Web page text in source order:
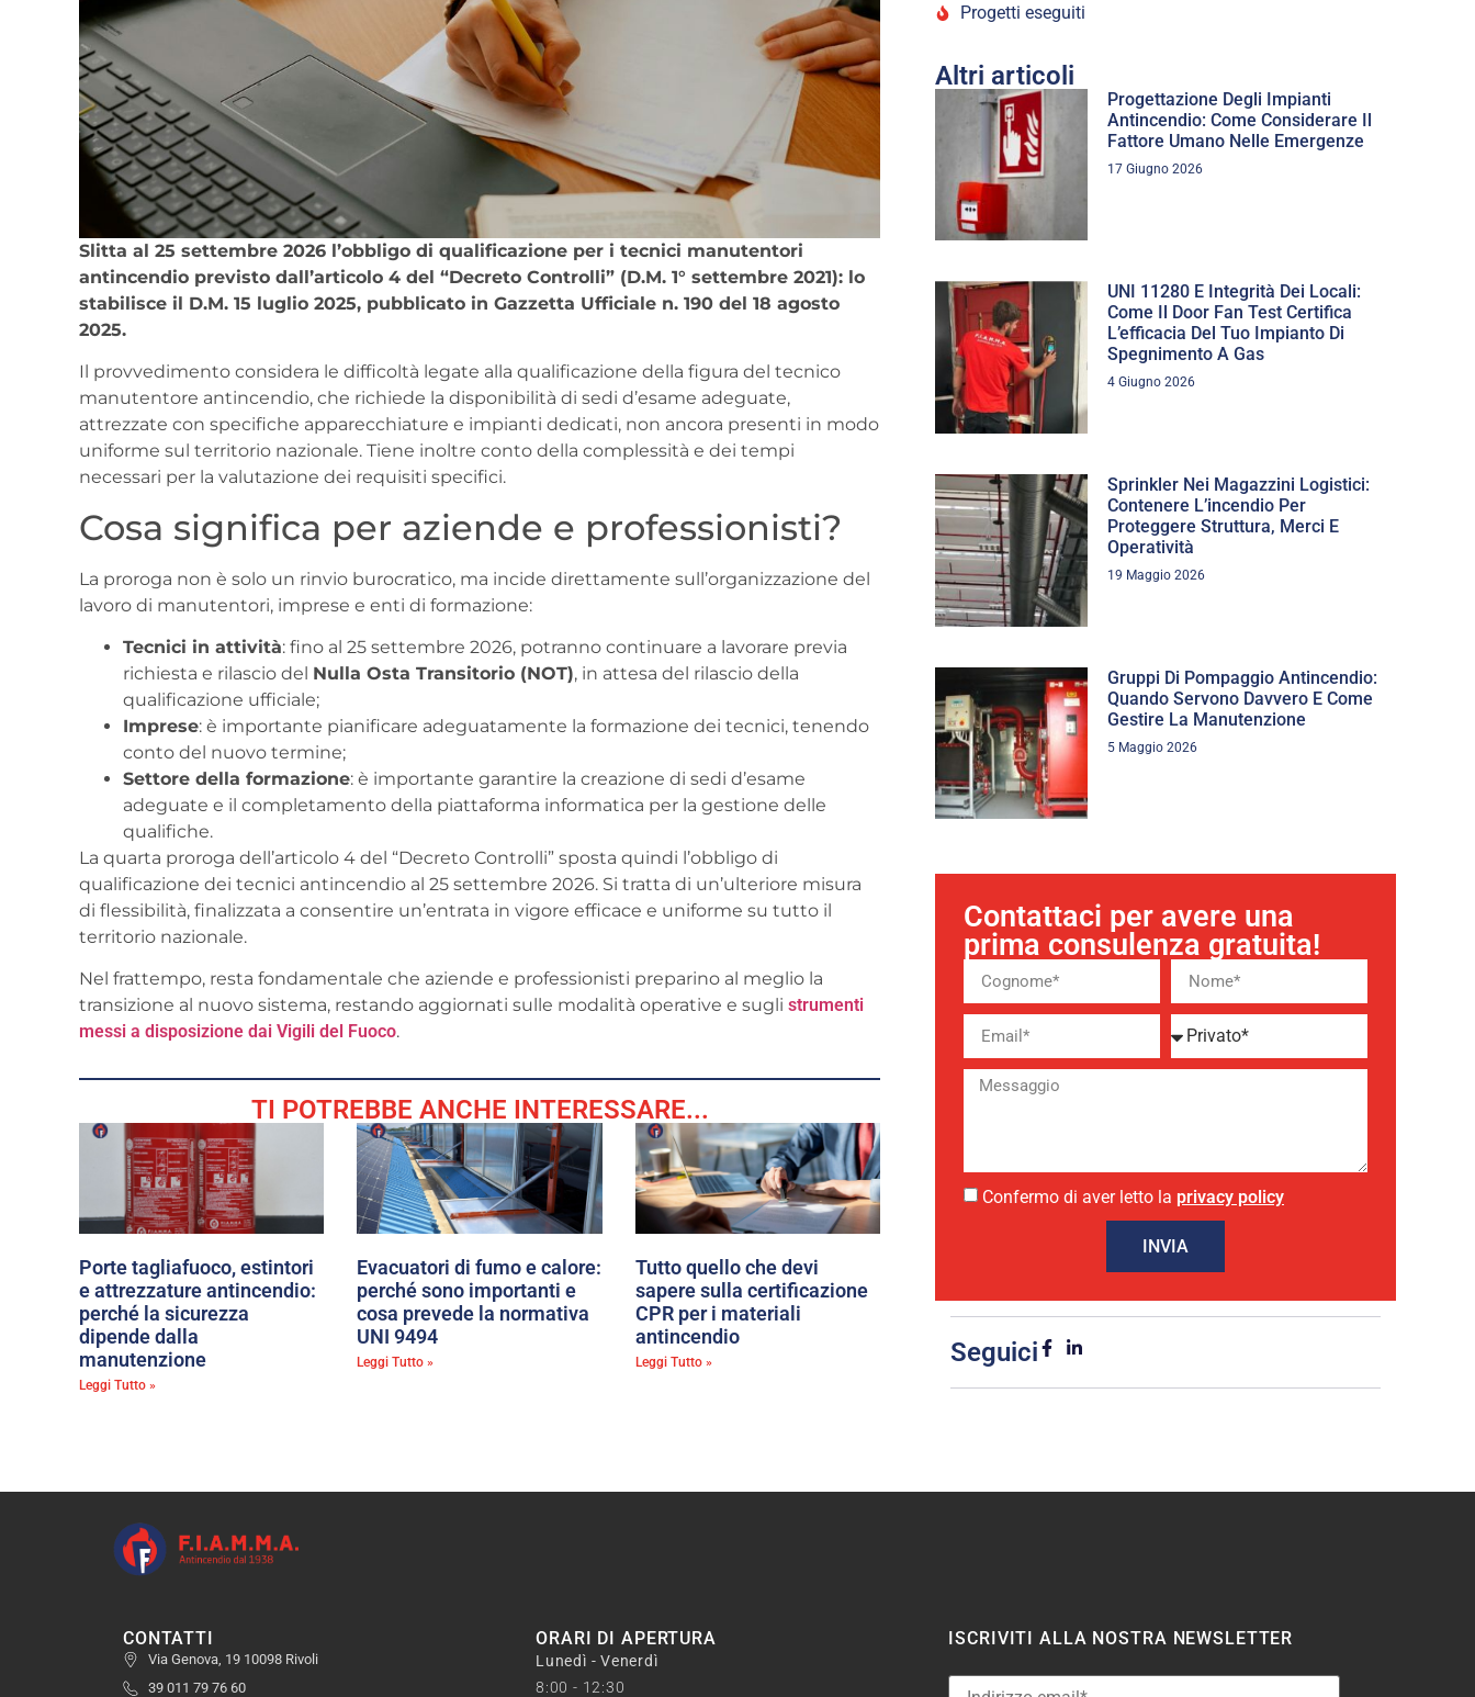
Slitta al 25 settembre 2026 l’obbligo di qualificazione per i tecnici manutentori
antincendio previsto dall’articolo 4 del “Decreto Controlli” (D.M. 1° settembre 2021): lo
stabilisce il D.M. 15 luglio 2025, pubblicato in Gazzetta Ufficiale n. 190 del 18 agosto
2025.
Il provvedimento considera le difficoltà legate alla qualificazione della figura del tecnico
manutentore antincendio, che richiede la disponibilità di sedi d’esame adeguate,
attrezzate con specifiche apparecchiature e impianti dedicati, non ancora presenti in modo
uniforme sul territorio nazionale. Tiene inoltre conto della complessità e dei tempi
necessari per la valutazione dei requisiti specifici.
Cosa significa per aziende e professionisti?
La proroga non è solo un rinvio burocratico, ma incide direttamente sull’organizzazione del
lavoro di manutentori, imprese e enti di formazione:
Tecnici in attività: fino al 25 settembre 2026, potranno continuare a lavorare previa
richiesta e rilascio del Nulla Osta Transitorio (NOT), in attesa del rilascio della
qualificazione ufficiale;
Imprese: è importante pianificare adeguatamente la formazione dei tecnici, tenendo
conto del nuovo termine;
Settore della formazione: è importante garantire la creazione di sedi d’esame
adeguate e il completamento della piattaforma informatica per la gestione delle
qualifiche.
La quarta proroga dell’articolo 4 del “Decreto Controlli” sposta quindi l’obbligo di
qualificazione dei tecnici antincendio al 25 settembre 2026. Si tratta di un’ulteriore misura
di flessibilità, finalizzata a consentire un’entrata in vigore efficace e uniforme su tutto il
territorio nazionale.
Nel frattempo, resta fondamentale che aziende e professionisti preparino al meglio la
transizione al nuovo sistema, restando aggiornati sulle modalità operative e sugli strumenti
messi a disposizione dai Vigili del Fuoco.
TI POTREBBE ANCHE INTERESSARE...
Porte tagliafuoco, estintori
e attrezzature antincendio:
perché la sicurezza
dipende dalla
manutenzione
Leggi Tutto »
Evacuatori di fumo e calore:
perché sono importanti e
cosa prevede la normativa
UNI 9494
Leggi Tutto »
Tutto quello che devi
sapere sulla certificazione
CPR per i materiali
antincendio
Leggi Tutto »
Progetti eseguiti
Altri articoli
Progettazione Degli Impianti
Antincendio: Come Considerare Il
Fattore Umano Nelle Emergenze
17 Giugno 2026
UNI 11280 E Integrità Dei Locali:
Come Il Door Fan Test Certifica
L’efficacia Del Tuo Impianto Di
Spegnimento A Gas
4 Giugno 2026
Sprinkler Nei Magazzini Logistici:
Contenere L’incendio Per
Proteggere Struttura, Merci E
Operatività
19 Maggio 2026
Gruppi Di Pompaggio Antincendio:
Quando Servono Davvero E Come
Gestire La Manutenzione
5 Maggio 2026
Contattaci per avere una
prima consulenza gratuita!
Confermo di aver letto la privacy policy
INVIA
Seguici
CONTATTI
Via Genova, 19 10098 Rivoli
39 011 79 76 60
ORARI DI APERTURA
Lunedì - Venerdì
8:00 - 12:30
ISCRIVITI ALLA NOSTRA NEWSLETTER